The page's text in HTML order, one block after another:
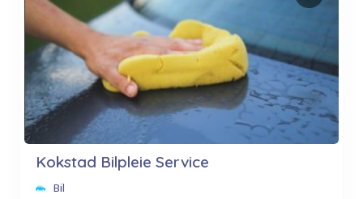
Kokstad Bilpleie Service
Bil